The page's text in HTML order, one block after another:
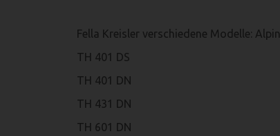
Fella Kreisler verschiedene Modelle: Alpin
TH 401 DS
TH 401 DN
TH 431 DN
TH 601 DN